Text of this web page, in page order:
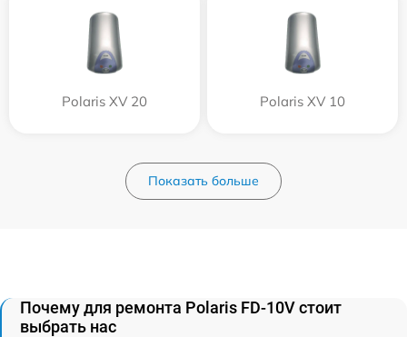
Polaris XV 20 Polaris XV 10
Показать больше
Почему для ремонта Polaris FD-10V стоит
выбрать нас